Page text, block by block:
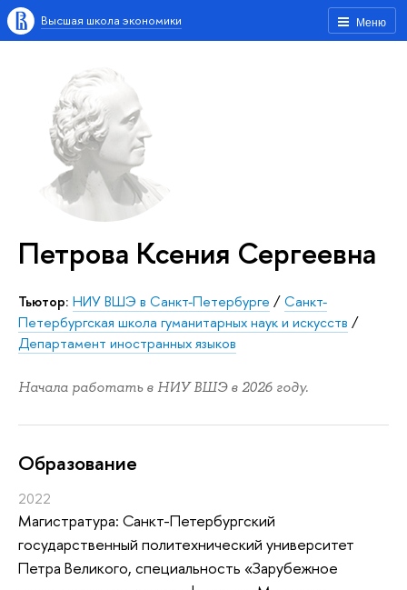
Меню
Высшая школа экономики
Петрова Ксения Сергеевна
Тьютор: НИУ ВШЭ в Санкт-Петербурге /Санкт-
Петербургская школа гуманитарных наук и искусств /
Департамент иностранных языков
Начала работать в НИУ ВШЭ в 2026 году.
Oбразование
2022
Магистратура: Санкт-Петербургский
государственный политехнический университет
Петра Великого, специальность «Зарубежное